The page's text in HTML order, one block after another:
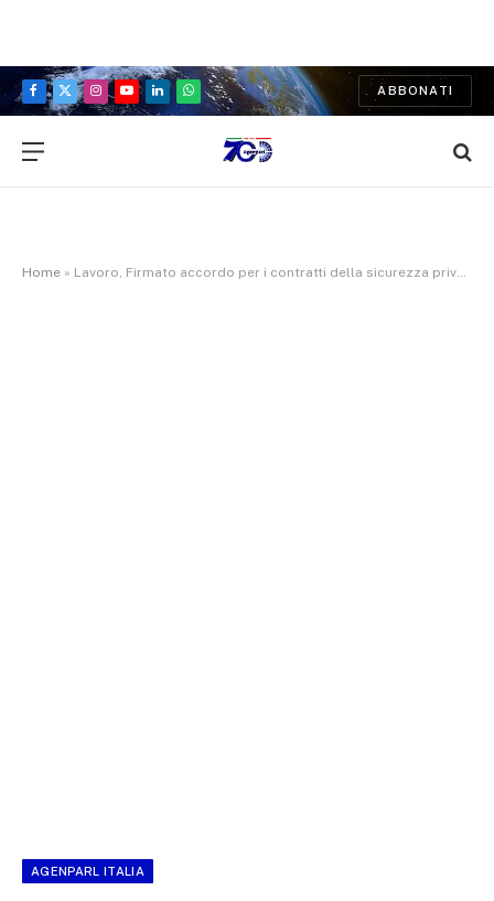
Facebook
X
Instagram
YouTubeLinkedInWhatsApp
ABBONATI
Home » Lavoro, Firmato accordo per i contratti della sicurezza privata
AGENPARL ITALIA